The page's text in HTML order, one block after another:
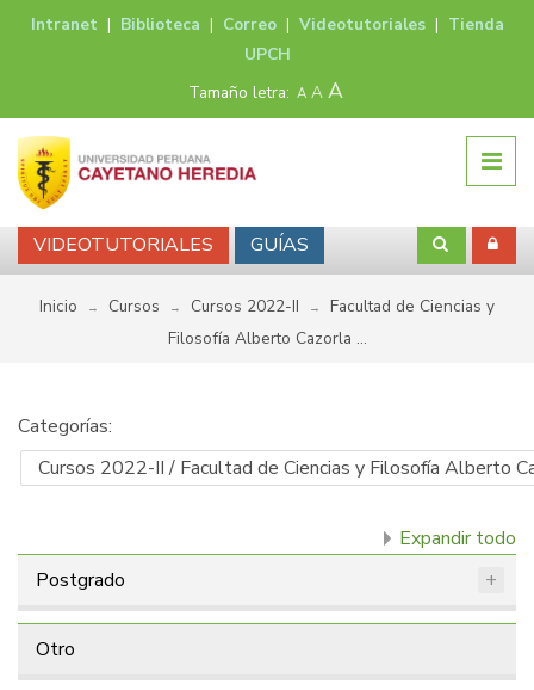
Intranet | Biblioteca | Correo| Videotutoriales| Tienda
UPCH
Tamaño letra: A A A
VIDEOTUTORIALES GUÍAS
Inicio → Cursos → Cursos 2022-II →
Facultad de Ciencias y
Filosofí­a Alberto Cazorla ...
Categorías:
Expandir todo
Postgrado
Otro